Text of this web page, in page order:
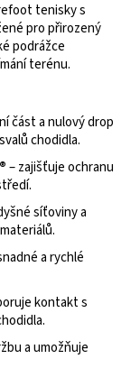
tenisky s
pro přirozený
podrážce
terénu.​
část a nulový drop
chodidla.
– zajišťuje ochranu
síťoviny a
a rychlé
kontakt s
a umožňuje